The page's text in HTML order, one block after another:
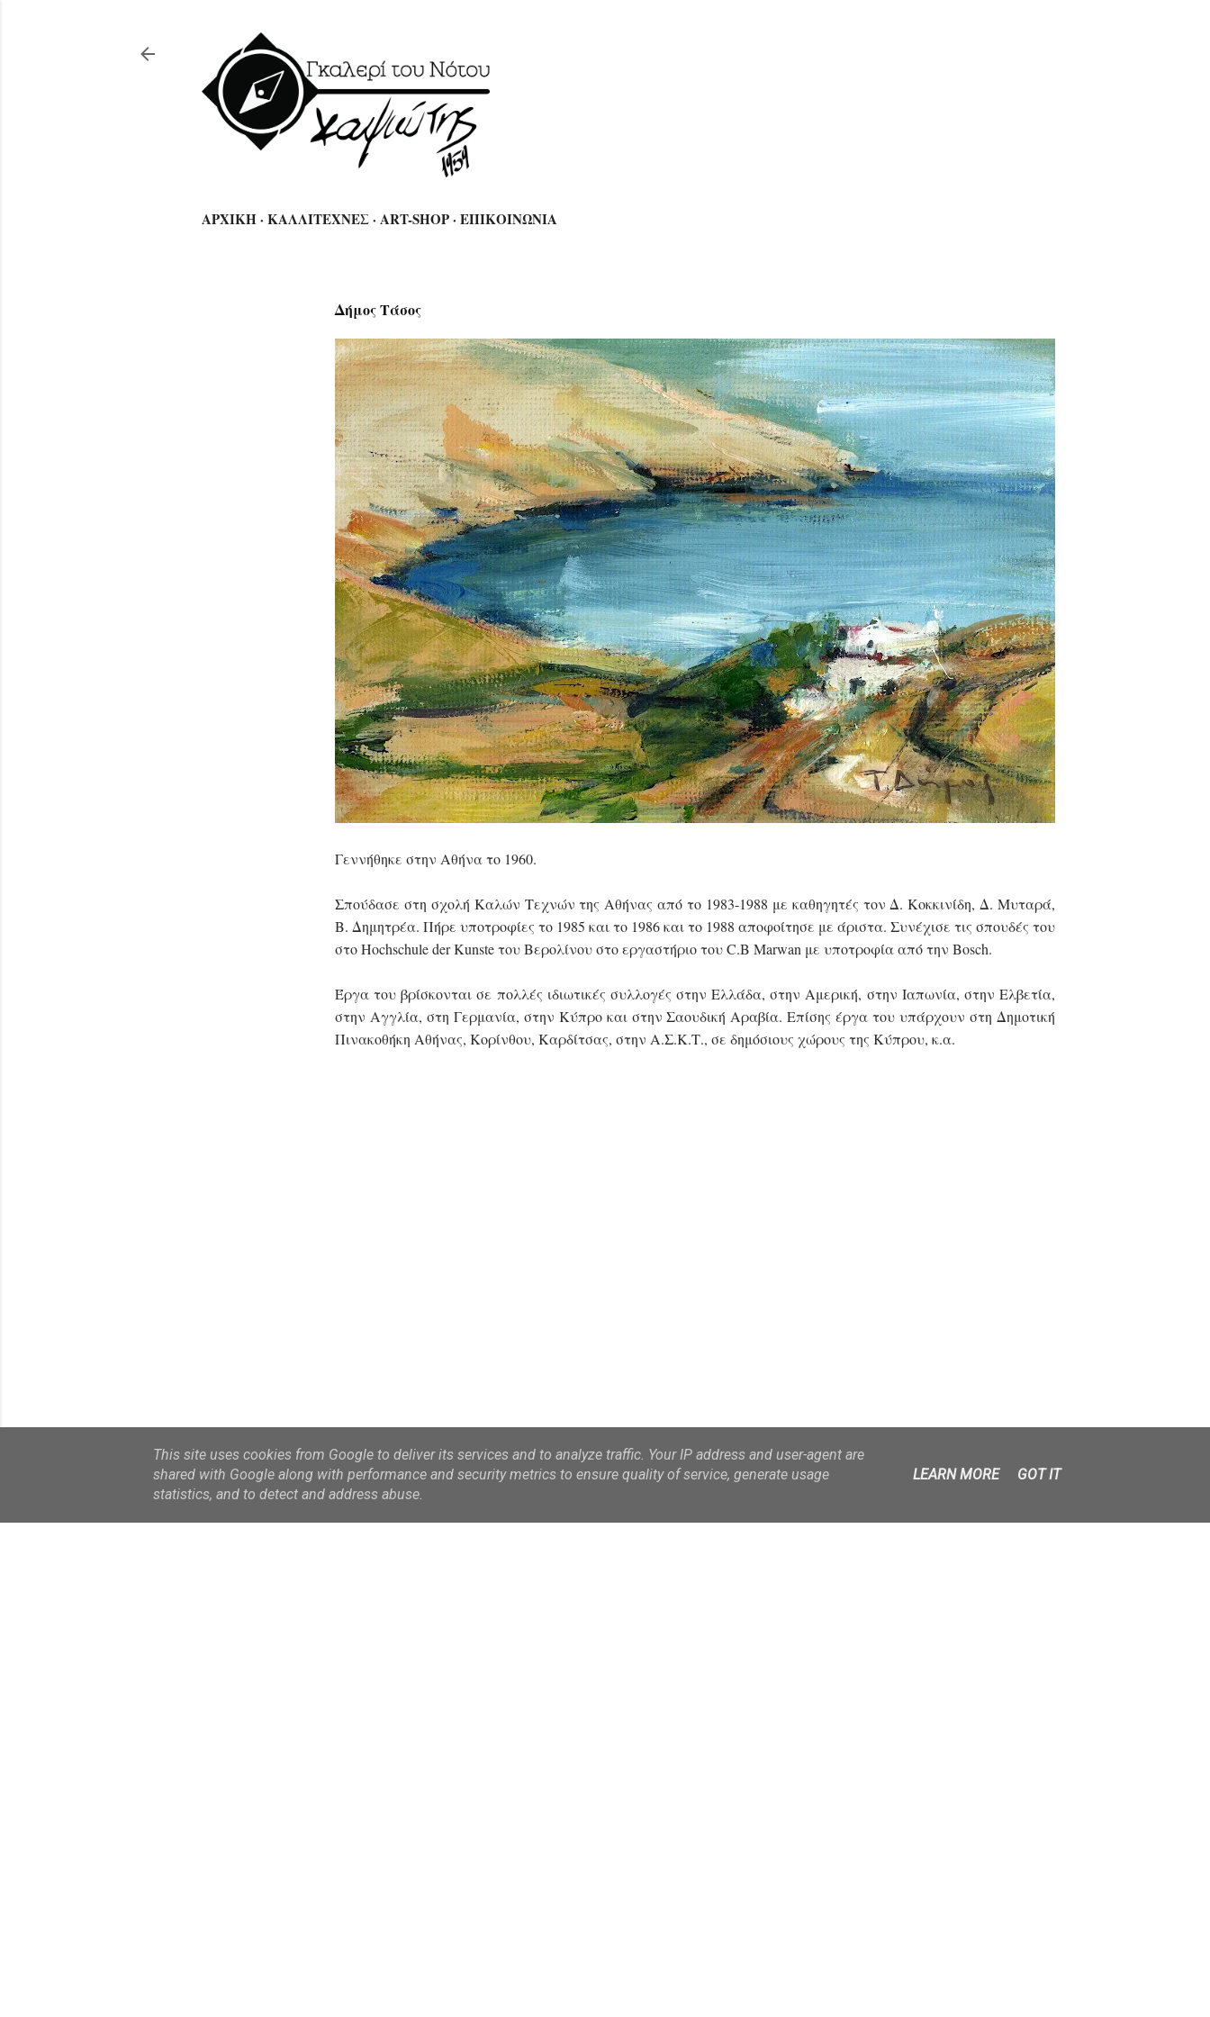
ΑΡΧΙΚΗ ΚΑΛΛΙΤΕΧΝΕΣ ART-SHOP ΕΠΙΚΟΙΝΩΝΙΑ
Δήμος Τάσος
Γεννήθηκε στην Αθήνα το 1960.
Σπούδασε στη σχολή Καλών Τεχνών της Αθήνας από το 1983-1988 με καθηγητές τον Δ. Κοκκινίδη, Δ. Μυταρά,
Β. Δημητρέα. Πήρε υποτροφίες το 1985 και το 1986 και το 1988 αποφοίτησε με άριστα. Συνέχισε τις σπουδές του
στο Hochschule der Kunste του Βερολίνου στο εργαστήριο του C.B Marwan με υποτροφία από την Bosch.
Έργα του βρίσκονται σε πολλές ιδιωτικές συλλογές στην Ελλάδα, στην Αμερική, στην Ιαπωνία, στην Ελβετία,
στην Αγγλία, στη Γερμανία, στην Κύπρο και στην Σαουδική Αραβία. Επίσης έργα του υπάρχουν στη Δημοτική
Πινακοθήκη Αθήνας, Κορίνθου, Καρδίτσας, στην Α.Σ.Κ.Τ., σε δημόσιους χώρους της Κύπρου, κ.α.
This site uses cookies from Google to deliver its services and to analyze traffic. Your IP address and user-agent are
shared with Google along with performance and security metrics to ensure quality of service, generate usage
statistics, and to detect and address abuse.
LEARN MORE GOT IT